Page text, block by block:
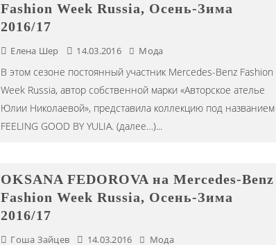
Fashion Week Russia, Осень-Зима
2016/17
Елена Шер 14.03.2016 Мода
В этом сезоне постоянный участник Mercedes-Benz Fashion
Week Russia, автор собственной марки «Авторское ателье
Юлии Николаевой», представила коллекцию под названием
FEELING GOOD BY YULIA. (далее…)...
OKSANA FEDOROVA на Mercedes-Benz
Fashion Week Russia, Осень-Зима
2016/17
Гоша Зайцев 14.03.2016 Мода